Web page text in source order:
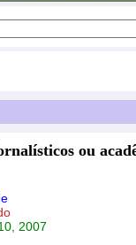
ou
2007